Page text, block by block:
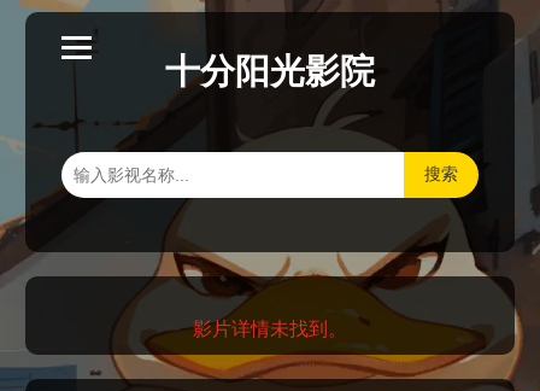
十分阳光影院
搜索
影片详情未找到。